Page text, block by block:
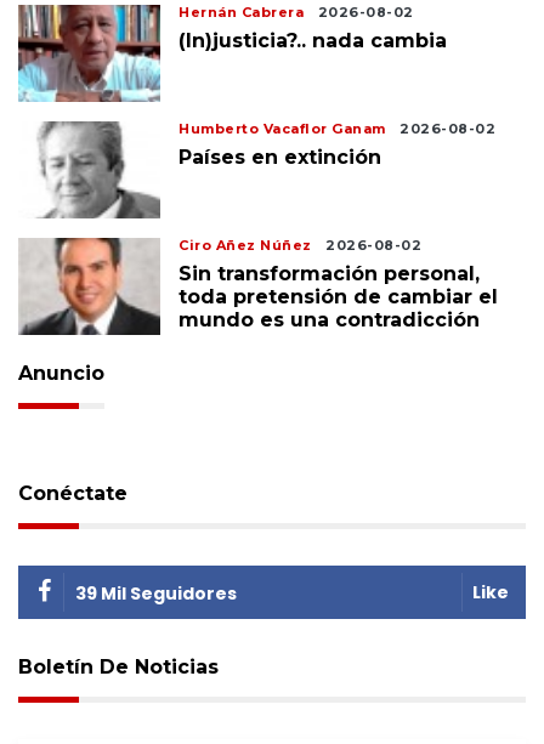
Hernán Cabrera 2026-08-02
(In)justicia?.. nada cambia
Humberto Vacaflor Ganam 2026-08-02
Países en extinción
Ciro Añez Núñez 2026-08-02
Sin transformación personal,
toda pretensión de cambiar el
mundo es una contradicción
Anuncio
Conéctate
39 Mil Seguidores Like
Boletín De Noticias